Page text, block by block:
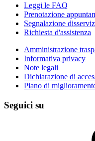
Leggi le FAQ
Prenotazione
Segnalazione
Richiesta d'assistenza
Amministrazione
Informativa privacy
Note legali
Dichiarazione di
Piano di
Seguici su